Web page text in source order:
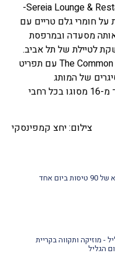
במלון פועלות 2 מסעדות שף Sereia Lounge & Restaurant-
חומרי גלם טריים עם
מסעדה ובמרפסת
לטיילת של תל אביב.
בקומת הלובי פועל הבר המרכזי The Common Bar עם תפריט
של המותג
הבינלאומי Habanos S.A שהינו אחד מ-16 מסוגו בכל רחבי
צילום: יחצ קמפינסקי
אחד
- מוזיקה ותקווה בקריית
הגליל